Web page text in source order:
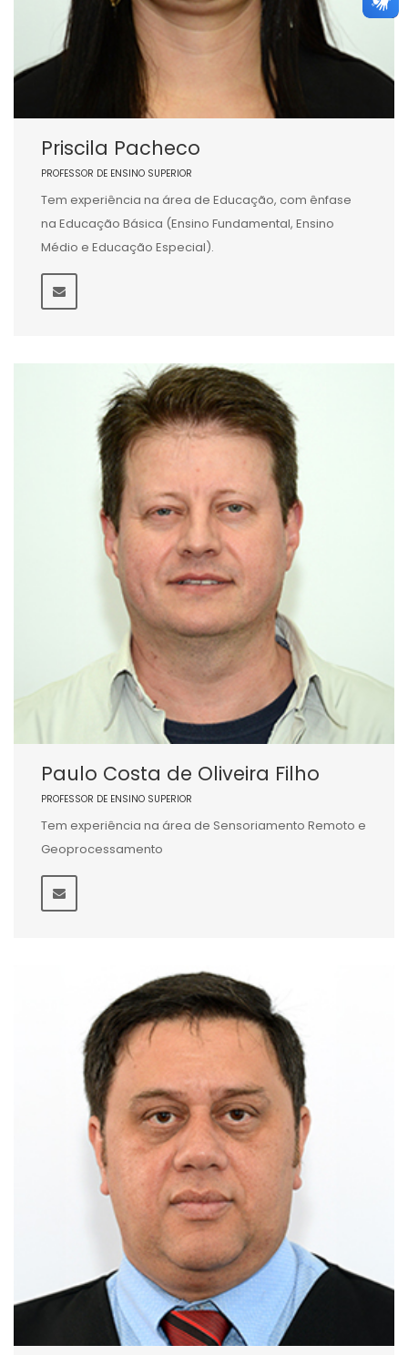
Priscila Pacheco
PROFESSOR DE ENSINO SUPERIOR
Tem experiência na área de Educação, com ênfase
na Educação Básica (Ensino Fundamental, Ensino
Médio e Educação Especial).
Paulo Costa de Oliveira Filho
PROFESSOR DE ENSINO SUPERIOR
Tem experiência na área de Sensoriamento Remoto e
Geoprocessamento